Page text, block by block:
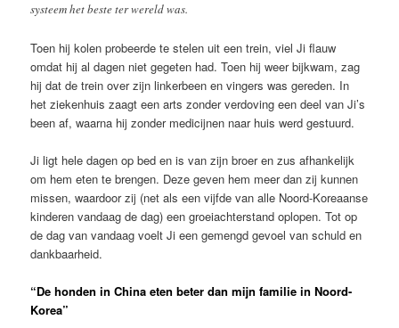
systeem het beste ter wereld was.
Toen hij kolen probeerde te stelen uit een trein, viel Ji flauw
omdat hij al dagen niet gegeten had. Toen hij weer bijkwam, zag
hij dat de trein over zijn linkerbeen en vingers was gereden. In
het ziekenhuis zaagt een arts zonder verdoving een deel van Ji’s
been af, waarna hij zonder medicijnen naar huis werd gestuurd.
Ji ligt hele dagen op bed en is van zijn broer en zus afhankelijk
om hem eten te brengen. Deze geven hem meer dan zij kunnen
missen, waardoor zij (net als een vijfde van alle Noord-Koreaanse
kinderen vandaag de dag) een groeiachterstand oplopen. Tot op
de dag van vandaag voelt Ji een gemengd gevoel van schuld en
dankbaarheid.
“De honden in China eten beter dan mijn familie in Noord-
Korea”